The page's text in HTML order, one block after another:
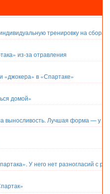
тренировку на
из-за отравления
«джокера» в «Спартаке»
домой»
выносливость. Лучшая форма — у
У него нет разногласий с